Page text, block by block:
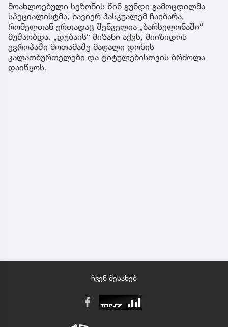
მოახლოებული სეზონის წინ გუნდი გამოცდილმა
სპეციალისტმა, ხავიერ პასკუალემ ჩაიბარა,
რომელთან ერთადაც შენგელია „ბარსელონაში“
მუშაობდა. „დუბაის“ მიზანი აქვს, მიიზიდოს
ევროპაში მოთამაშე მაღალი დონის
კალათბურთელები და ტიტულებისთვის ბრძოლა
დაიწყოს.
ჩვენ შესახებ